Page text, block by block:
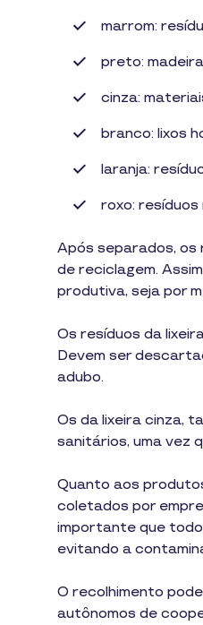
marrom:
preto:
cinza:
branco: lixos
laranja:
roxo:
Após separados, os
de reciclagem.
produtiva, seja por
Os resíduos da
Devem ser
adubo.
Os da lixeira cinza,
sanitários, uma vez
Quanto aos
coletados por
importante que
evitando a
O recolhimento
autônomos de